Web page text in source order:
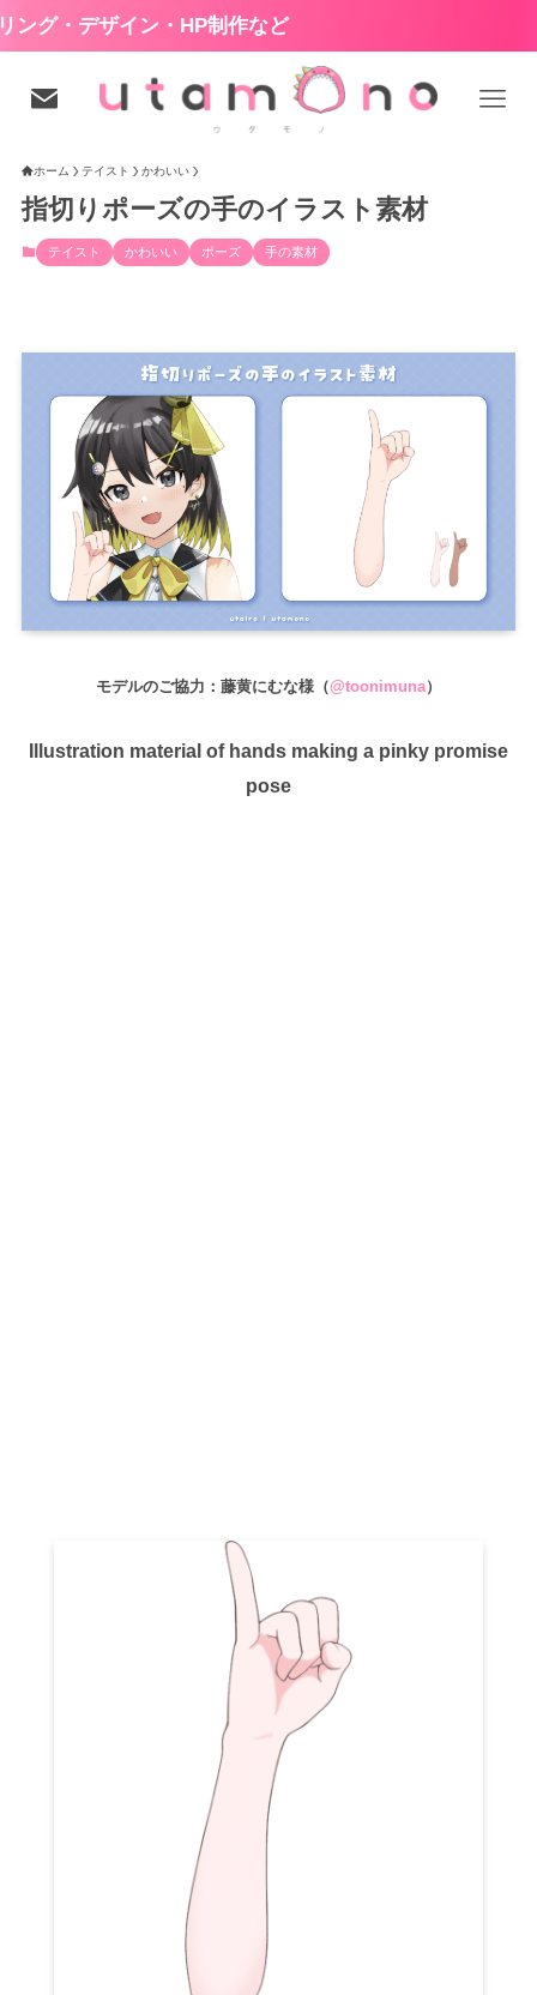
・HP制作など
ホーム テイスト かわいい
指切りポーズの手のイラスト素材
テイスト かわいい ポーズ 手の素材
モデルのご協力：藤黄にむな様（@toonimuna）
Illustration material of hands making a pinky promise
pose